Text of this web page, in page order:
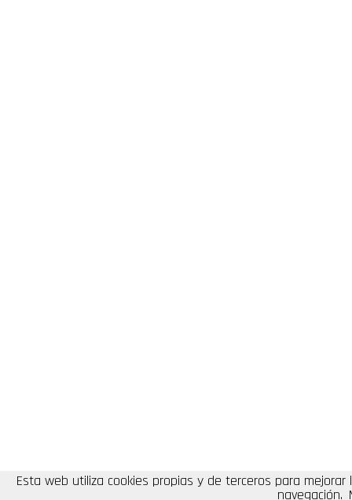
Esta web utiliza cookies propias y de terceros para
navegación.